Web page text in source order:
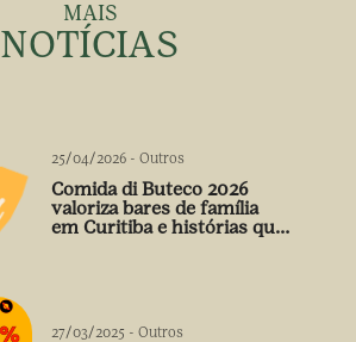
MAIS
NOTÍCIAS
25/04/2026 - Outros
Comida di Buteco 2026
valoriza bares de família
em Curitiba e histórias que
27/03/2025 - Outros